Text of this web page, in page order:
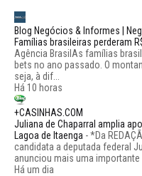
Blog Negócios & Informes |
Famílias brasileiras perderam
Agência BrasilAs famílias
bets no ano passado. O
seja, à dif...
Há 10 horas
+CASINHAS.COM
Juliana de Chaparral amplia
Lagoa de Itaenga -*Da
candidata a deputada federal
anunciou mais uma importante
Há um dia